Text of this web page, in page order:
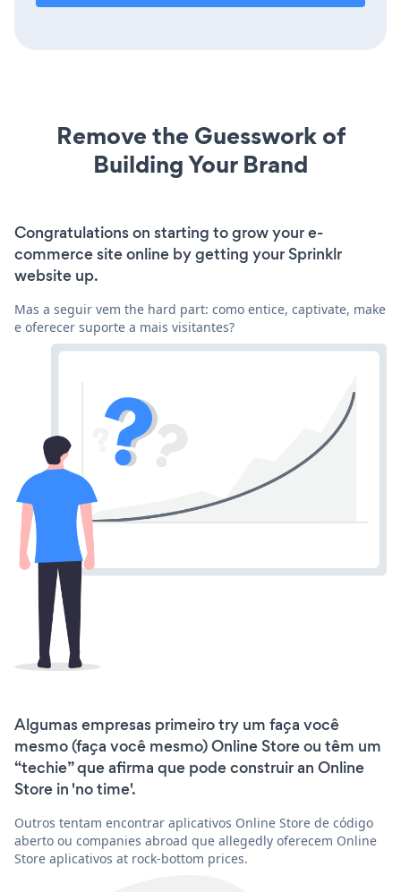
Remove the Guesswork of
Building Your Brand
Congratulations on starting to grow your e-
commerce site online by getting your Sprinklr
website up.
Mas a seguir vem the hard part: como entice, captivate, make
e oferecer suporte a mais visitantes?
Algumas empresas primeiro try um faça você
mesmo (faça você mesmo) Online Store ou têm um
“techie” que afirma que pode construir an Online
Store in 'no time'.
Outros tentam encontrar aplicativos Online Store de código
aberto ou companies abroad que allegedly oferecem Online
Store aplicativos at rock-bottom prices.